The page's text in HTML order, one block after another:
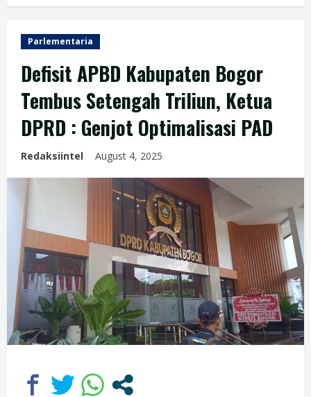
Parlementaria
Defisit APBD Kabupaten Bogor
Tembus Setengah Triliun, Ketua
DPRD : Genjot Optimalisasi PAD
Redaksiintel August 4, 2025